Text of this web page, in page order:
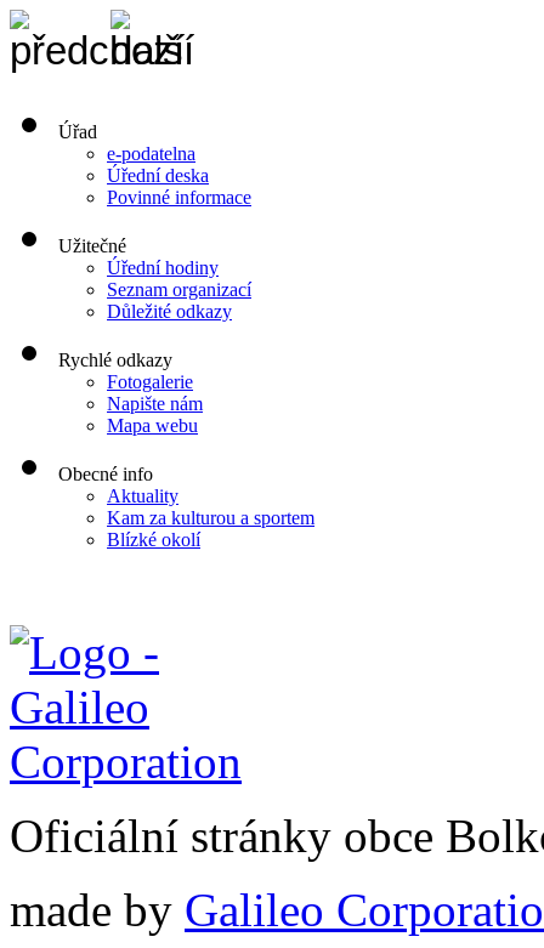
Úřad
e-podatelna
Úřední deska
Povinné informace
Užitečné
Úřední hodiny
Seznam organizací
Důležité odkazy
Rychlé odkazy
Fotogalerie
Napište nám
Mapa webu
Obecné info
Aktuality
Kam za kulturou a sportem
Blízké okolí
Oficiální stránky obce
made by Galileo